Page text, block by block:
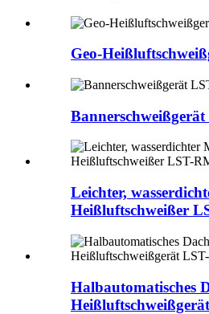
Geo-
Leichter,
Heißluftschweißer
Halbautomatisches